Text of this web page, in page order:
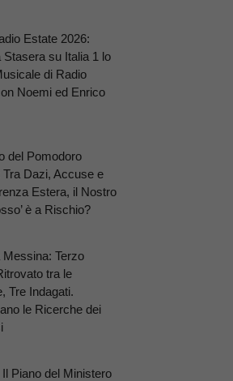
Estate 2026:
Stasera su Italia 1 lo
di Radio
Noemi ed Enrico
del Pomodoro
Tra Dazi, Accuse e
Estera, il Nostro
è a Rischio?
Messina: Terzo
tra le
Tre Indagati.
le Ricerche dei
Piano del Ministero